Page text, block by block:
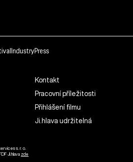
IndustryPress
Kontakt
Pracovní příležitosti
Přihlášení filmu
Ji.hlava udržitelná
s. r. o.
Ji.hlava zde